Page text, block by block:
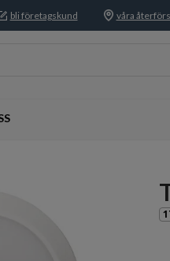
bli företagskund våra